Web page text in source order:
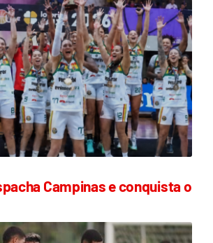
Campinas e conquista o